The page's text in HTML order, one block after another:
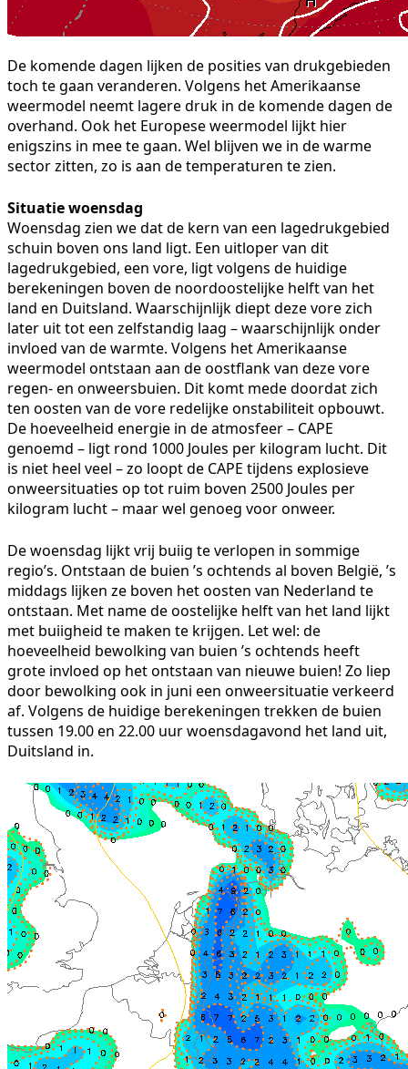
De komende dagen lijken de posities van drukgebieden
toch te gaan veranderen. Volgens het Amerikaanse
weermodel neemt lagere druk in de komende dagen de
overhand. Ook het Europese weermodel lijkt hier
enigszins in mee te gaan. Wel blijven we in de warme
sector zitten, zo is aan de temperaturen te zien.
Situatie woensdag
Woensdag zien we dat de kern van een lagedrukgebied
schuin boven ons land ligt. Een uitloper van dit
lagedrukgebied, een vore, ligt volgens de huidige
berekeningen boven de noordoostelijke helft van het
land en Duitsland. Waarschijnlijk diept deze vore zich
later uit tot een zelfstandig laag – waarschijnlijk onder
invloed van de warmte. Volgens het Amerikaanse
weermodel ontstaan aan de oostflank van deze vore
regen- en onweersbuien. Dit komt mede doordat zich
ten oosten van de vore redelijke onstabiliteit opbouwt.
De hoeveelheid energie in de atmosfeer – CAPE
genoemd – ligt rond 1000 Joules per kilogram lucht. Dit
is niet heel veel – zo loopt de CAPE tijdens explosieve
onweersituaties op tot ruim boven 2500 Joules per
kilogram lucht – maar wel genoeg voor onweer.
De woensdag lijkt vrij buiig te verlopen in sommige
regio’s. Ontstaan de buien ’s ochtends al boven België, ’s
middags lijken ze boven het oosten van Nederland te
ontstaan. Met name de oostelijke helft van het land lijkt
met buiigheid te maken te krijgen. Let wel: de
hoeveelheid bewolking van buien ’s ochtends heeft
grote invloed op het ontstaan van nieuwe buien! Zo liep
door bewolking ook in juni een onweersituatie verkeerd
af. Volgens de huidige berekeningen trekken de buien
tussen 19.00 en 22.00 uur woensdagavond het land uit,
Duitsland in.